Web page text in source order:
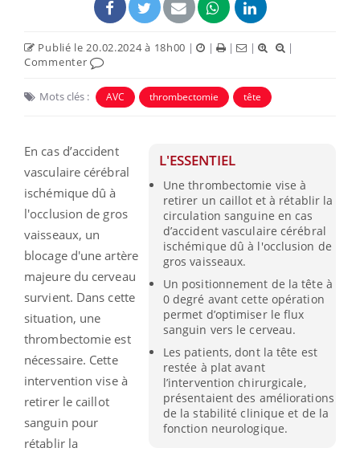
Publié le 20.02.2024 à 18h00 | | | |
|
Commenter
Mots clés : AVC thrombectomie tête
L'ESSENTIEL
Une thrombectomie vise à
retirer un caillot et à rétablir la
circulation sanguine en cas
d’accident vasculaire cérébral
ischémique dû à l'occlusion de
gros vaisseaux.
Un positionnement de la tête à
0 degré avant cette opération
permet d’optimiser le flux
sanguin vers le cerveau.
Les patients, dont la tête est
restée à plat avant
l’intervention chirurgicale,
présentaient des améliorations
de la stabilité clinique et de la
fonction neurologique.
En cas d’accident
vasculaire cérébral
ischémique dû à
l'occlusion de gros
vaisseaux, un
blocage d'une artère
majeure du cerveau
survient. Dans cette
situation, une
thrombectomie est
nécessaire. Cette
intervention vise à
retirer le caillot
sanguin pour
rétablir la